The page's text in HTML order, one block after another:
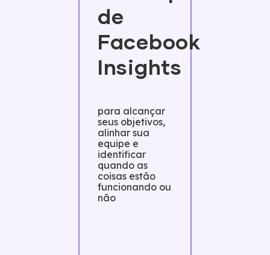
de
Facebook
Insights
para alcançar
seus objetivos,
alinhar sua
equipe e
identificar
quando as
coisas estão
funcionando ou
não